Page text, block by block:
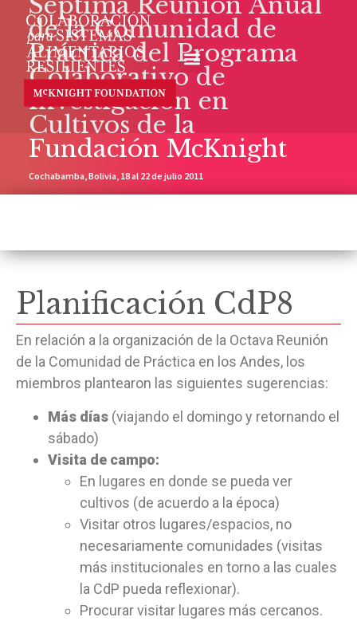
de la Comunidad de
Práctica del Programa
Colaborativo de
Investigación en
Cultivos de la
Fundación McKnight
Cochabamba, Bolivia, 18 al 22 de julio 2011
Planificación CdP8
En relación a la organización de la Octava Reunión
de la Comunidad de Práctica en los Andes, los
miembros plantearon las siguientes sugerencias:
Más días (viajando el domingo y retornando el
sábado)
Visita de campo:
En lugares en donde se pueda ver
cultivos (de acuerdo a la época)
Visitar otros lugares/espacios, no
necesariamente comunidades (visitas
más institucionales en torno a las cuales
la CdP pueda reflexionar).
Procurar visitar lugares más cercanos.